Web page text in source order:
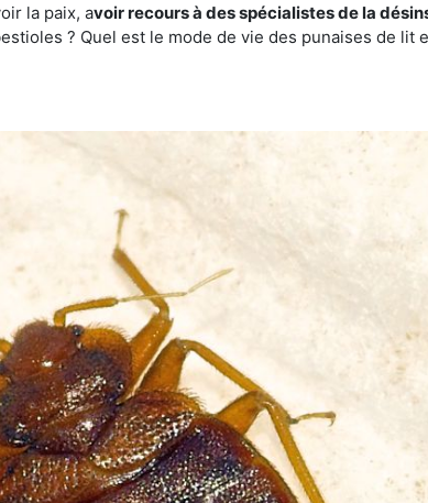
la paix, avoir recours à des spécialistes de la
? Quel est le mode de vie des punaises de lit